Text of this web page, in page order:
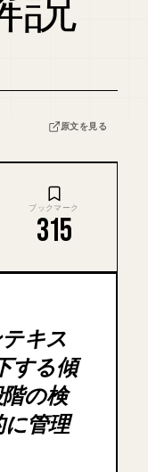
原文を見る
ブックマーク
315
キス
する傾
の検
管理